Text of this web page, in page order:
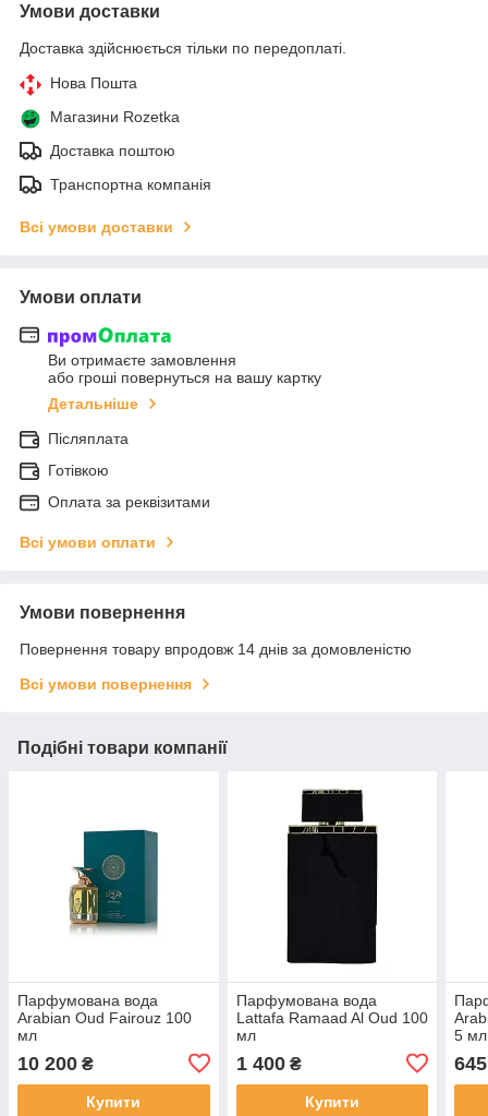
Умови доставки
Доставка здійснюється тільки по передоплаті.
Нова Пошта
Магазини Rozetka
Доставка поштою
Транспортна компанія
Всі умови доставки
Умови оплати
Ви отримаєте замовлення
або гроші повернуться на вашу картку
Детальніше
Післяплата
Готівкою
Оплата за реквізитами
Всі умови оплати
Умови повернення
Повернення товару впродовж 14 днів за домовленістю
Всі умови повернення
Подібні товари компанії
Парфумована вода
Arabian Oud Fairouz 100
мл
10 200 ₴
Купити
Парфумована вода
Lattafa Ramaad Al Oud 100
мл
1 400₴
Купити
5 мл
645